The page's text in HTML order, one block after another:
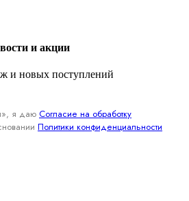
и акции
и новых поступлений
я даю Согласие на обработку
Политики конфиденциальности